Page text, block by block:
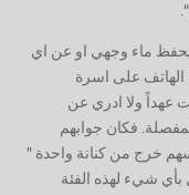
ماء وجهي او عن اي
الهاتف على اسرة
عهداً ولا ادري عن
فكان جوابهم
خرج من كنانة واحدة ”
بأي شيء لهذه الفئة